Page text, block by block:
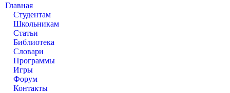
Главная
Студентам
Школьникам
Статьи
Библиотека
Словари
Программы
Игры
Форум
Контакты